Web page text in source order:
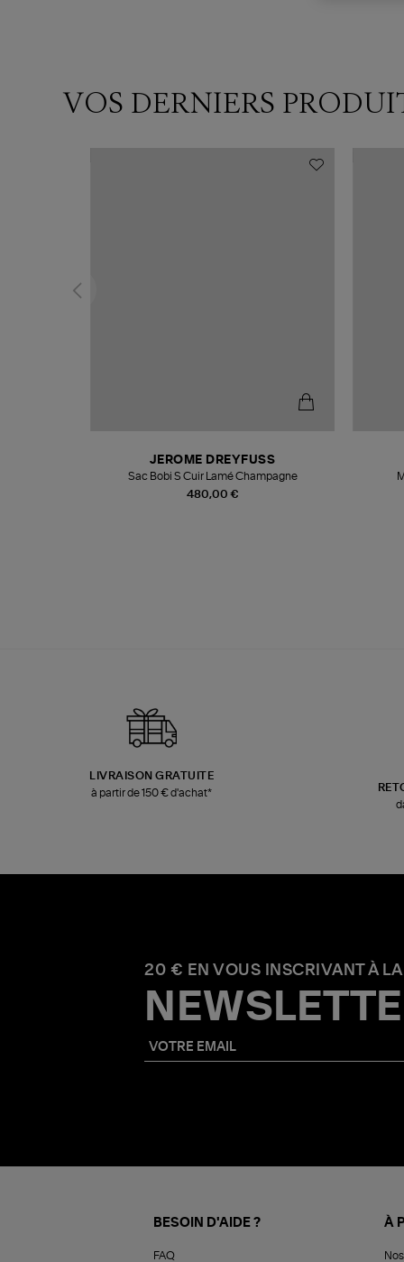
VOS DERNIERS
480,00 €
JEROME DREYFUSS
Sac Bobi S Cuir Lamé Champagne
LIVRAISON GRATUITE
à partir de 150 € d'achat*
20 € EN VOUS INSCRIVANT À LA
BESOIN D'AIDE ?
FAQ
À